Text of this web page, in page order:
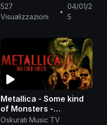
527
Visualizzazioni
•
04/01/2
5
Metallica - Some kind
of Monsters -
Documentario SUB-ITA
Oskurati Music TV